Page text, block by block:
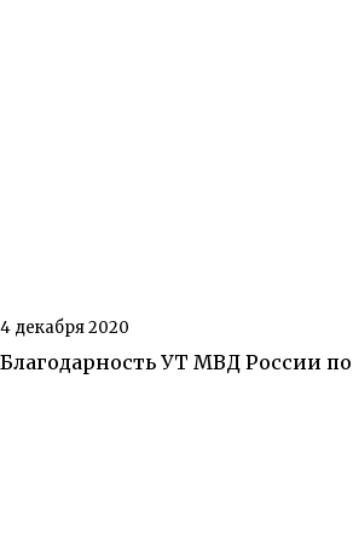
4 декабря 2020
Благодарность УТ МВД России